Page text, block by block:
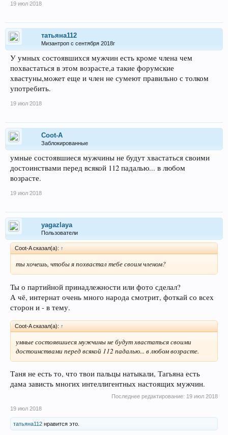
19 июл 2018
татьяна112
Мизантроп с сентября 2018г
У умных состоявшихся мужчин есть кроме члена чем
похвастаться в этом возрасте,а такие форумские
хвастуны,может еще и член не сумеют правильно с толком
употребить.
19 июл 2018
Coot-A
Заблокированные
умные состоявшиеся мужчины не будут хвастаться своими
достоинствами перед всякой 112 падалью... в любом
возрасте.
19 июл 2018
yagazlaya
Пользователи
Coot-A сказал(а): ↑
ты хочешь, чтобы я похвастал тебе своим членом?
Ты о партийной принадлежности или фото сделал?
А чё, интернат очень много народа смотрит, фоткай со всех
сторон и - в тему.
Coot-A сказал(а): ↑
умные состоявшиеся мужчины не будут хвастаться своими
достоинствами перед всякой 112 падалью... в любом возрасте.
Таня не есть то, что твои пальцы натыкали, Тагьяна есть
дама зависть многих интеллигентных настоящих мужчин.
Последнее редактирование: 19 июл 2018
19 июл 2018
татьяна112 нравится это.